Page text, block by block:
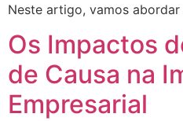
Neste artigo, vamos
Os Impactos
de Causa na
Empresarial